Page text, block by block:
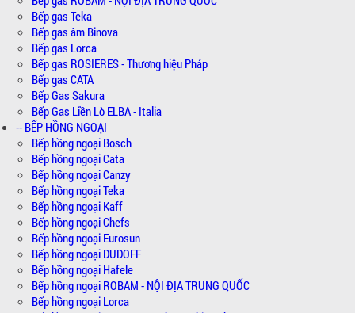
Bếp gas Teka
Bếp gas âm Binova
Bếp gas Lorca
Bếp gas ROSIERES - Thương hiệu Pháp
Bếp gas CATA
Bếp Gas Sakura
Bếp Gas Liền Lò ELBA - Italia
-- BẾP HỒNG NGOẠI
Bếp hồng ngoại Bosch
Bếp hồng ngoại Cata
Bếp hồng ngoại Canzy
Bếp hồng ngoại Teka
Bếp hồng ngoại Kaff
Bếp hồng ngoại Chefs
Bếp hồng ngoại Eurosun
Bếp hồng ngoại DUDOFF
Bếp hồng ngoại Hafele
Bếp hồng ngoại ROBAM - NỘI ĐỊA TRUNG QUỐC
Bếp hồng ngoại Lorca